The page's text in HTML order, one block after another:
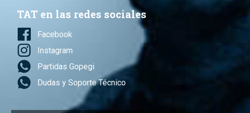
TAT en las redes sociales
Facebook
Instagram
Partidas Gopegi
Dudas y Soporte Técnico